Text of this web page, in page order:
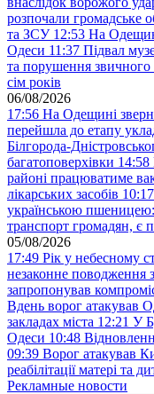
розпочали громадське
та ЗСУ 12:53 На
Одеси 11:37 Підвал
та порушення звичного
сім років
06/08/2026
17:56 На Одещині
перейшла до етапу
Білгорода-
багатоповерхівки 14:58
районі працюватиме
лікарських засобів 10:17
українською
транспорт громадян, є
05/08/2026
17:49 Рік у небесному
незаконне поводження
запропонував
Вдень ворог атакував
закладах міста 12:21 У
Одеси 10:48
09:39 Ворог атакував
реабілітації матері та
Рекламные новости